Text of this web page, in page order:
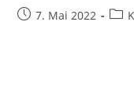
Beitrag7. Mai 2022